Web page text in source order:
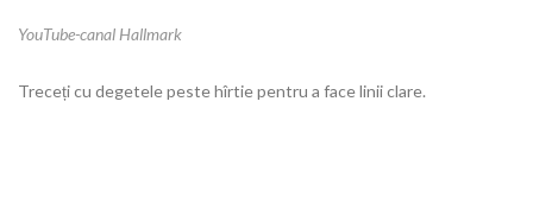
YouTube-canal Hallmark
Treceți cu degetele peste hîrtie pentru a face linii clare.